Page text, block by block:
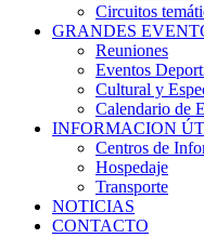
Circuitos
GRANDES
Reuniones
Eventos
Cultural y
Calendario de
INFORMACION
Centros de
Hospedaje
Transporte
NOTICIAS
CONTACTO